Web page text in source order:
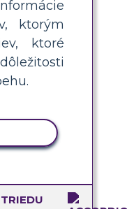
ktorým
ktoré